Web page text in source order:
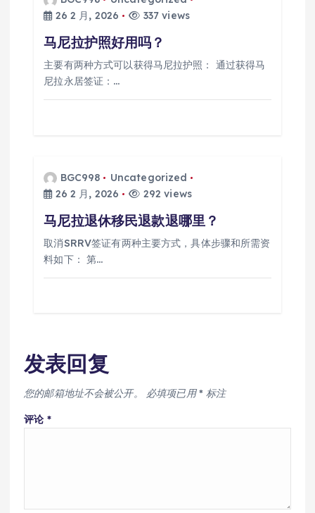
26 2 月, 2026
337 views
马尼拉护照好用吗？
主要有两种方式可以获得马尼拉护照： 通过获得马
尼拉永居签证：…
BGC998
Uncategorized
26 2 月, 2026
292 views
马尼拉退休移民退款退哪里？
取消SRRV签证有两种主要方式，具体步骤和所需资
料如下： 第…
发表回复
您的邮箱地址不会被公开。 必填项已用* 标注
评论 *